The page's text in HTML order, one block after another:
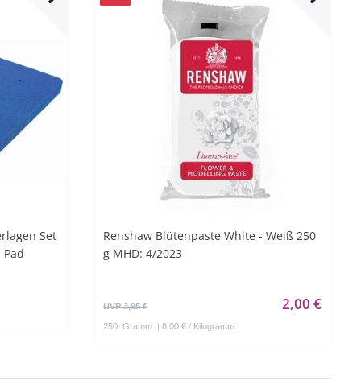
Set
Renshaw Blütenpaste White - Weiß 250
g MHD: 4/2023
UVP 3,95 € 2,00 €
250 Gramm | 8,00 € / Kilogramm